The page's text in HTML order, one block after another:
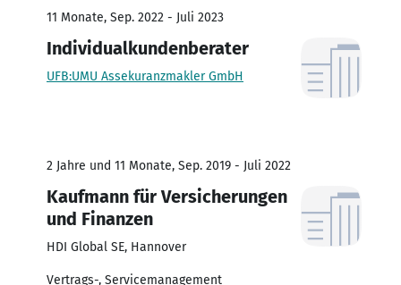
11 Monate, Sep. 2022 - Juli 2023
Individualkundenberater
UFB:UMU Assekuranzmakler GmbH
2 Jahre und 11 Monate, Sep. 2019 - Juli 2022
Kaufmann für Versicherungen
und Finanzen
HDI Global SE, Hannover
Vertrags-, Servicemanagement